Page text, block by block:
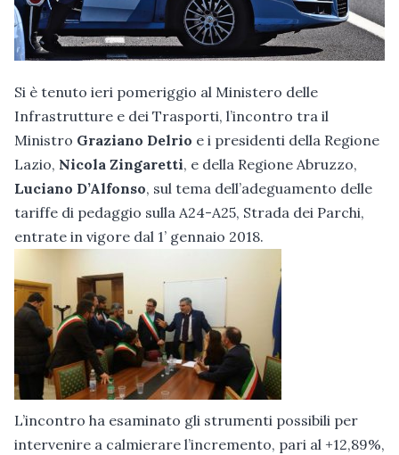
Si è tenuto ieri pomeriggio al Ministero delle
Infrastrutture e dei Trasporti, l’incontro tra il
Ministro Graziano Delrio e i presidenti della Regione
Lazio, Nicola Zingaretti, e della Regione Abruzzo,
Luciano D’Alfonso, sul tema dell’adeguamento delle
tariffe di pedaggio sulla A24-A25, Strada dei Parchi,
entrate in vigore dal 1’ gennaio 2018.
L’incontro ha esaminato gli strumenti possibili per
intervenire a calmierare l’incremento, pari al +12,89%,